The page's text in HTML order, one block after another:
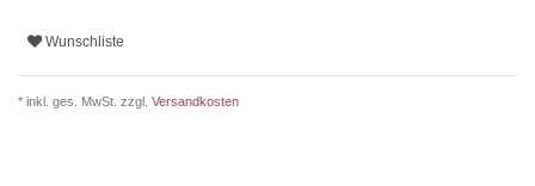
Wunschliste
* inkl. ges. MwSt. zzgl. Versandkosten